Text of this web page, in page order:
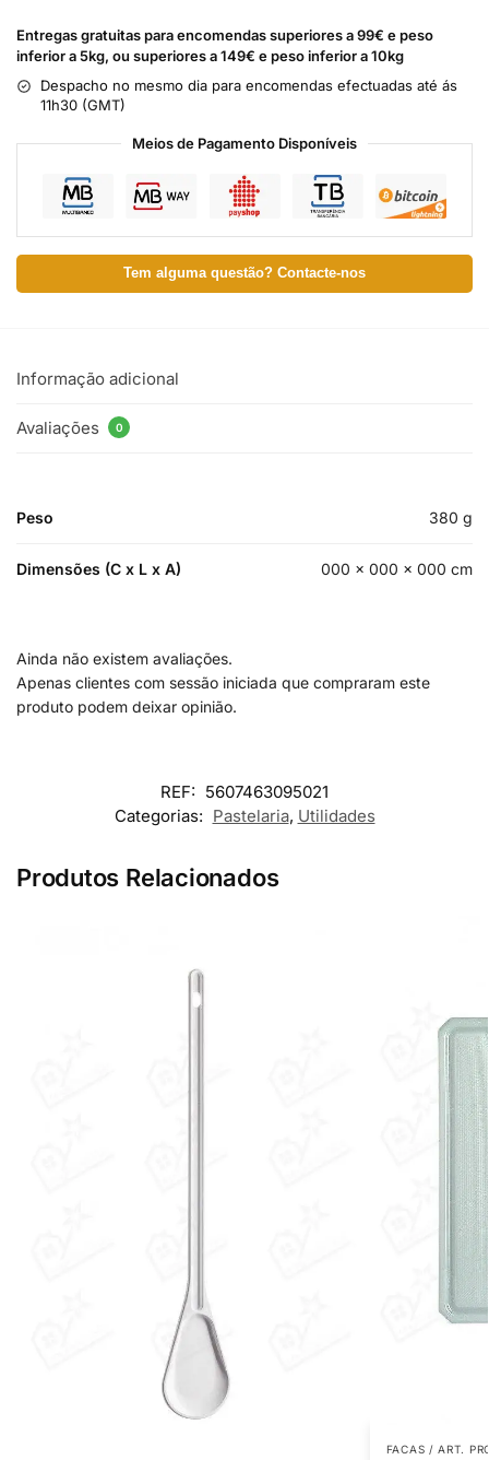
Entregas gratuitas para encomendas superiores a 99€ e peso
inferior a 5kg, ou superiores a 149€ e peso inferior a 10kg
Despacho no mesmo dia para encomendas efectuadas até ás
11h30 (GMT)
Meios de Pagamento Disponíveis
Tem alguma questão? Contacte-nos
Informação adicional
Avaliações 0
Peso 380 g
Dimensões (C x L x A) 000 × 000 × 000 cm
Ainda não existem avaliações.
Apenas clientes com sessão iniciada que compraram este
produto podem deixar opinião.
REF: 5607463095021
Categorias: Pastelaria, Utilidades
Produtos Relacionados
FACAS / ART.